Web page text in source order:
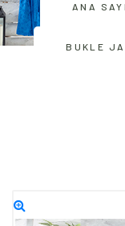
ANA
BUKLE